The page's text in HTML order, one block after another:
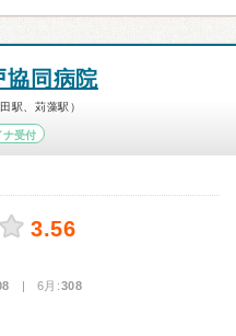
協同病院
駅、苅藻駅）
ナ受付
3.56
| 6月:308